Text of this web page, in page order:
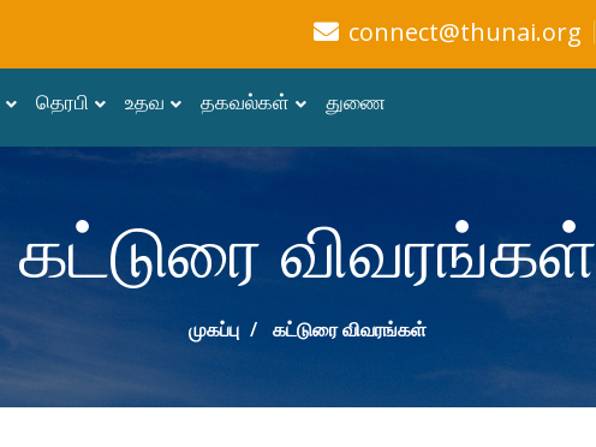
connect@thunai.org
தெரபி உதவ தகவல்கள் துணை
கட்டுரை விவரங்கள்
முகப்பு கட்டுரை விவரங்கள்